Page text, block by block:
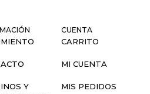
Y
CUENTA
CARRITO
MI CUENTA
MIS PEDIDOS